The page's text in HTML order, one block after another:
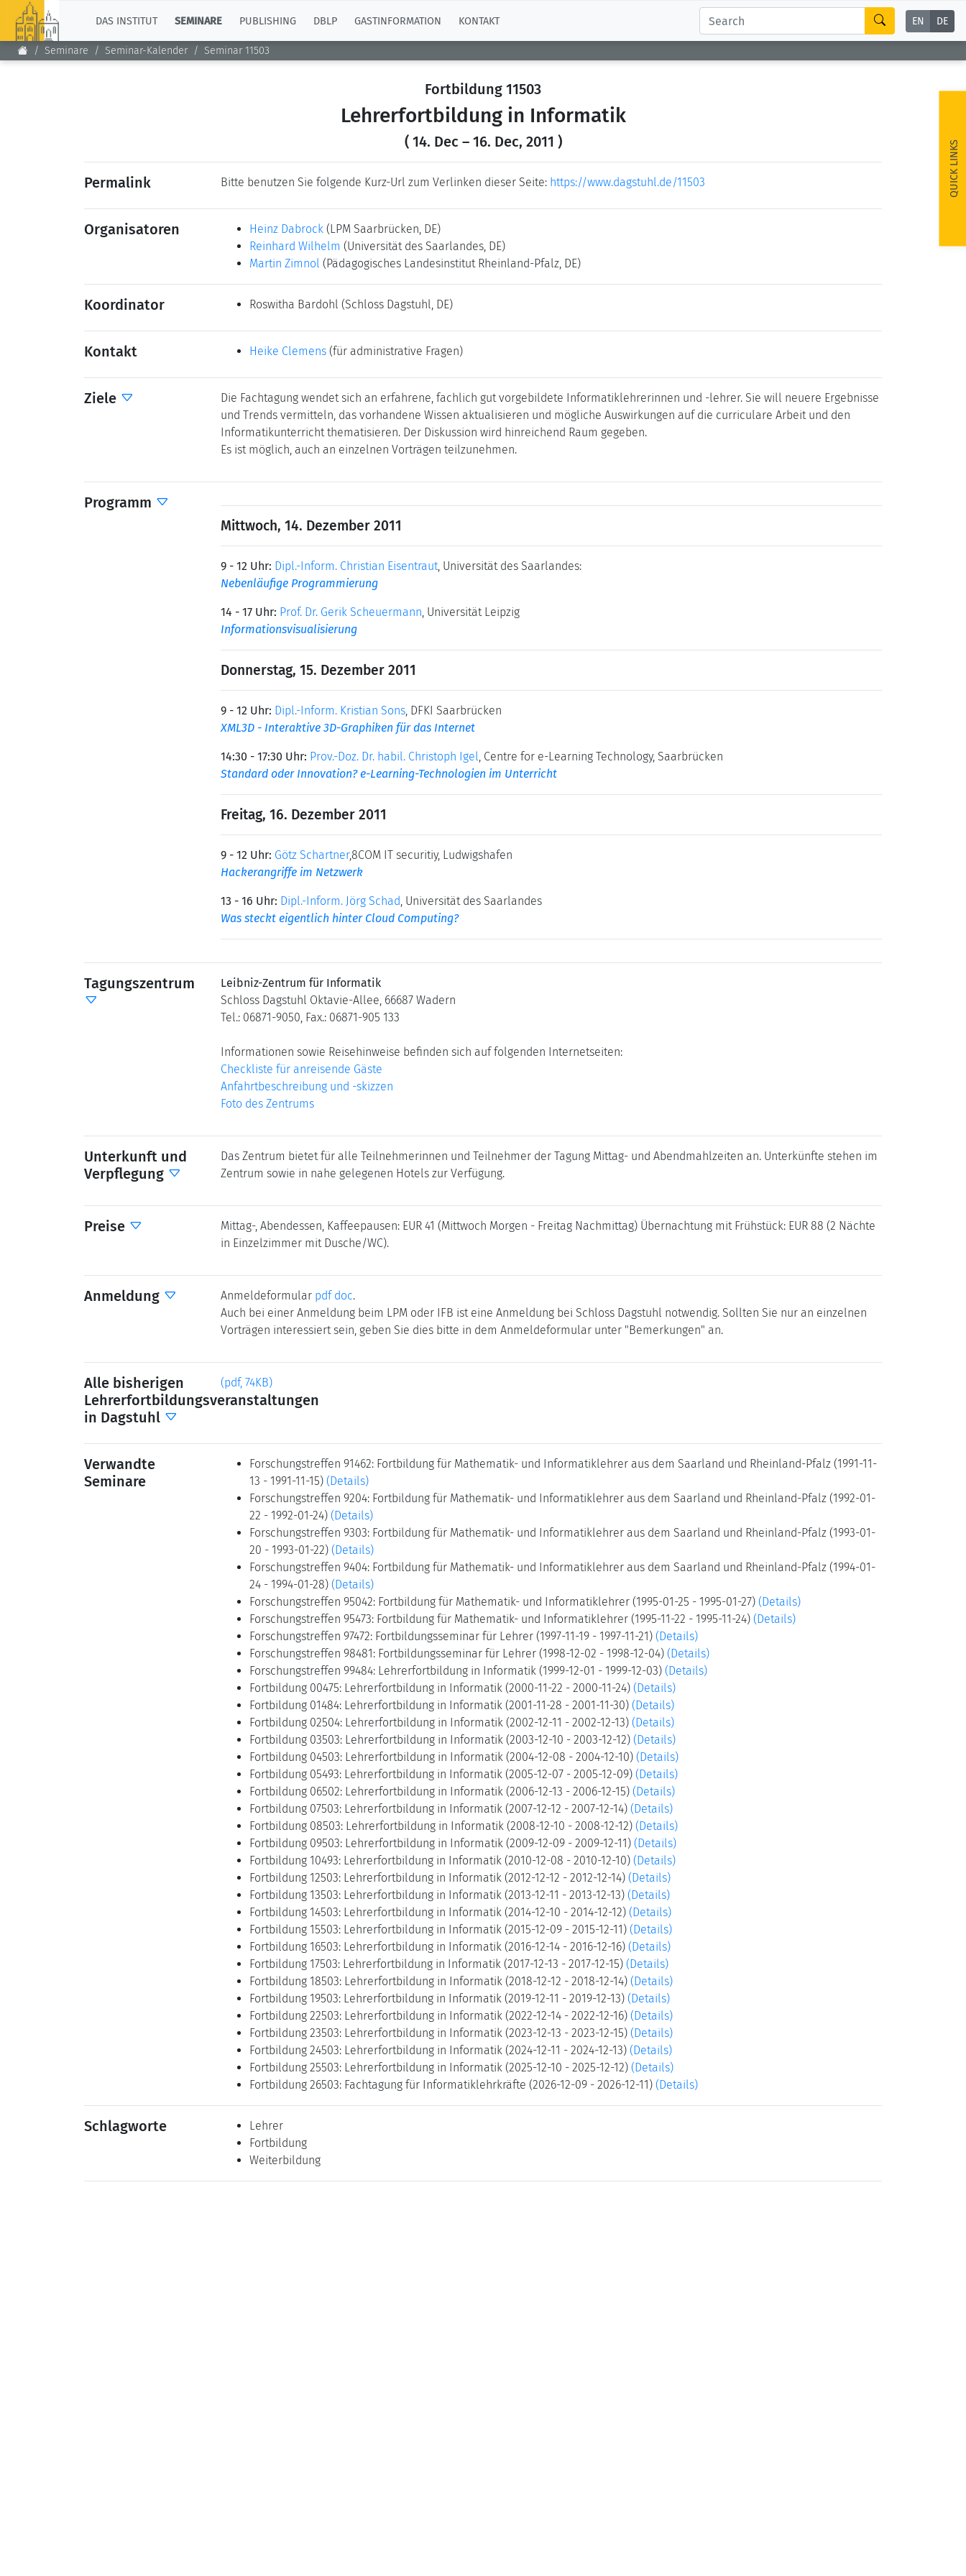
DAS INSTITUT SEMINARE PUBLISHING DBLP GASTINFORMATION KONTAKT EN DE
Seminare Seminar-Kalender Seminar 11503
QUICK LINKS
Fortbildung 11503
Lehrerfortbildung in Informatik
( 14. Dec – 16. Dec, 2011 )
Permalink Bitte benutzen Sie folgende Kurz-Url zum Verlinken dieser Seite: https://www.dagstuhl.de/11503
Organisatoren Heinz Dabrock (LPM Saarbrücken, DE)
Reinhard Wilhelm (Universität des Saarlandes, DE)
Martin Zimnol (Pädagogisches Landesinstitut Rheinland-Pfalz, DE)
Koordinator Roswitha Bardohl (Schloss Dagstuhl, DE)
Kontakt Heike Clemens (für administrative Fragen)
Ziele
Die Fachtagung wendet sich an erfahrene, fachlich gut vorgebildete Informatiklehrerinnen und -lehrer. Sie will neuere Ergebnisse
und Trends vermitteln, das vorhandene Wissen aktualisieren und mögliche Auswirkungen auf die curriculare Arbeit und den
Informatikunterricht thematisieren. Der Diskussion wird hinreichend Raum gegeben.
Es ist möglich, auch an einzelnen Vorträgen teilzunehmen.
Programm
Mittwoch, 14. Dezember 2011
9 - 12 Uhr: Dipl.-Inform. Christian Eisentraut, Universität des Saarlandes:
Nebenläufige Programmierung
14 - 17 Uhr: Prof. Dr. Gerik Scheuermann, Universität Leipzig
Informationsvisualisierung
Donnerstag, 15. Dezember 2011
9 - 12 Uhr: Dipl.-Inform. Kristian Sons, DFKI Saarbrücken
XML3D - Interaktive 3D-Graphiken für das Internet
14:30 - 17:30 Uhr: Prov.-Doz. Dr. habil. Christoph Igel, Centre for e-Learning Technology, Saarbrücken
Standard oder Innovation? e-Learning-Technologien im Unterricht
Freitag, 16. Dezember 2011
9 - 12 Uhr: Götz Schartner,8COM IT securitiy, Ludwigshafen
Hackerangriffe im Netzwerk
13 - 16 Uhr: Dipl.-Inform. Jörg Schad, Universität des Saarlandes
Was steckt eigentlich hinter Cloud Computing?
Tagungszentrum
Leibniz-Zentrum für Informatik
Schloss Dagstuhl Oktavie-Allee, 66687 Wadern
Tel.: 06871-9050, Fax.: 06871-905 133
Informationen sowie Reisehinweise befinden sich auf folgenden Internetseiten:
Checkliste für anreisende Gäste
Anfahrtbeschreibung und -skizzen
Foto des Zentrums
Unterkunft und
Verpflegung
Das Zentrum bietet für alle Teilnehmerinnen und Teilnehmer der Tagung Mittag- und Abendmahlzeiten an. Unterkünfte stehen im
Zentrum sowie in nahe gelegenen Hotels zur Verfügung.
Preise
Mittag-, Abendessen, Kaffeepausen: EUR 41 (Mittwoch Morgen - Freitag Nachmittag) Übernachtung mit Frühstück: EUR 88 (2 Nächte
in Einzelzimmer mit Dusche/WC).
Anmeldung Anmeldeformular pdf doc.
Auch bei einer Anmeldung beim LPM oder IFB ist eine Anmeldung bei Schloss Dagstuhl notwendig. Sollten Sie nur an einzelnen
Vorträgen interessiert sein, geben Sie dies bitte in dem Anmeldeformular unter "Bemerkungen" an.
Alle bisherigen
Lehrerfortbildungsveranstaltungen
in Dagstuhl
(pdf, 74KB)
Verwandte
Seminare
Forschungstreffen 91462: Fortbildung für Mathematik- und Informatiklehrer aus dem Saarland und Rheinland-Pfalz (1991-11-
13 - 1991-11-15) (Details)
Forschungstreffen 9204: Fortbildung für Mathematik- und Informatiklehrer aus dem Saarland und Rheinland-Pfalz (1992-01-
22 - 1992-01-24) (Details)
Forschungstreffen 9303: Fortbildung für Mathematik- und Informatiklehrer aus dem Saarland und Rheinland-Pfalz (1993-01-
20 - 1993-01-22) (Details)
Forschungstreffen 9404: Fortbildung für Mathematik- und Informatiklehrer aus dem Saarland und Rheinland-Pfalz (1994-01-
24 - 1994-01-28) (Details)
Forschungstreffen 95042: Fortbildung für Mathematik- und Informatiklehrer (1995-01-25 - 1995-01-27) (Details)
Forschungstreffen 95473: Fortbildung für Mathematik- und Informatiklehrer (1995-11-22 - 1995-11-24) (Details)
Forschungstreffen 97472: Fortbildungsseminar für Lehrer (1997-11-19 - 1997-11-21) (Details)
Forschungstreffen 98481: Fortbildungsseminar für Lehrer (1998-12-02 - 1998-12-04) (Details)
Forschungstreffen 99484: Lehrerfortbildung in Informatik (1999-12-01 - 1999-12-03) (Details)
Fortbildung 00475: Lehrerfortbildung in Informatik (2000-11-22 - 2000-11-24) (Details)
Fortbildung 01484: Lehrerfortbildung in Informatik (2001-11-28 - 2001-11-30) (Details)
Fortbildung 02504: Lehrerfortbildung in Informatik (2002-12-11 - 2002-12-13) (Details)
Fortbildung 03503: Lehrerfortbildung in Informatik (2003-12-10 - 2003-12-12) (Details)
Fortbildung 04503: Lehrerfortbildung in Informatik (2004-12-08 - 2004-12-10) (Details)
Fortbildung 05493: Lehrerfortbildung in Informatik (2005-12-07 - 2005-12-09) (Details)
Fortbildung 06502: Lehrerfortbildung in Informatik (2006-12-13 - 2006-12-15) (Details)
Fortbildung 07503: Lehrerfortbildung in Informatik (2007-12-12 - 2007-12-14) (Details)
Fortbildung 08503: Lehrerfortbildung in Informatik (2008-12-10 - 2008-12-12) (Details)
Fortbildung 09503: Lehrerfortbildung in Informatik (2009-12-09 - 2009-12-11) (Details)
Fortbildung 10493: Lehrerfortbildung in Informatik (2010-12-08 - 2010-12-10) (Details)
Fortbildung 12503: Lehrerfortbildung in Informatik (2012-12-12 - 2012-12-14) (Details)
Fortbildung 13503: Lehrerfortbildung in Informatik (2013-12-11 - 2013-12-13) (Details)
Fortbildung 14503: Lehrerfortbildung in Informatik (2014-12-10 - 2014-12-12) (Details)
Fortbildung 15503: Lehrerfortbildung in Informatik (2015-12-09 - 2015-12-11) (Details)
Fortbildung 16503: Lehrerfortbildung in Informatik (2016-12-14 - 2016-12-16) (Details)
Fortbildung 17503: Lehrerfortbildung in Informatik (2017-12-13 - 2017-12-15) (Details)
Fortbildung 18503: Lehrerfortbildung in Informatik (2018-12-12 - 2018-12-14) (Details)
Fortbildung 19503: Lehrerfortbildung in Informatik (2019-12-11 - 2019-12-13) (Details)
Fortbildung 22503: Lehrerfortbildung in Informatik (2022-12-14 - 2022-12-16) (Details)
Fortbildung 23503: Lehrerfortbildung in Informatik (2023-12-13 - 2023-12-15) (Details)
Fortbildung 24503: Lehrerfortbildung in Informatik (2024-12-11 - 2024-12-13) (Details)
Fortbildung 25503: Lehrerfortbildung in Informatik (2025-12-10 - 2025-12-12) (Details)
Fortbildung 26503: Fachtagung für Informatiklehrkräfte (2026-12-09 - 2026-12-11) (Details)
Schlagworte
Lehrer
Fortbildung
Weiterbildung